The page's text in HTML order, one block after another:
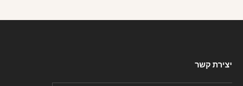
יצירת קשר